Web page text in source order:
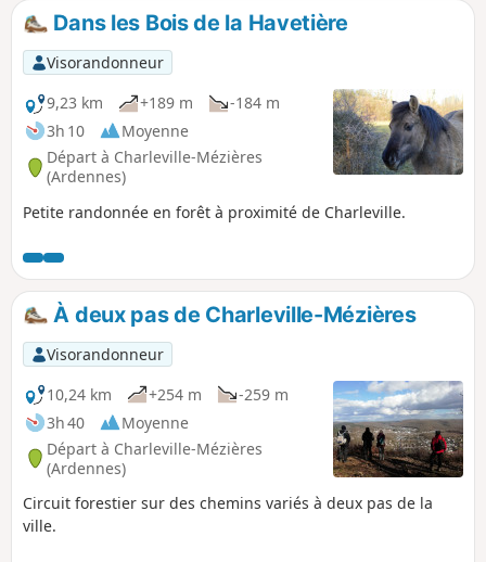
Dans les Bois de la Havetière
Visorandonneur
9,23 km
+189 m
-184 m
3h 10
Moyenne
Départ à Charleville-Mézières
(Ardennes)
Petite randonnée en forêt à proximité de Charleville.
À deux pas de Charleville-Mézières
Visorandonneur
10,24 km
+254 m
-259 m
3h 40
Moyenne
Départ à Charleville-Mézières
(Ardennes)
Circuit forestier sur des chemins variés à deux pas de la
ville.